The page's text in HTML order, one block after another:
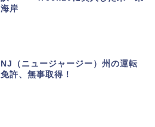
海岸
NJ（ニュージャージー）州の運転
免許、無事取得！